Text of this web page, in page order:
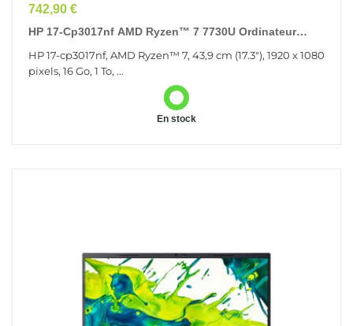
Prix
742,90 €
HP 17-Cp3017nf AMD Ryzen™ 7 7730U Ordinateur
1...
HP 17-cp3017nf, AMD Ryzen™ 7, 43,9 cm (17.3"), 1920 x 1080
pixels, 16 Go, 1 To, ...
En stock